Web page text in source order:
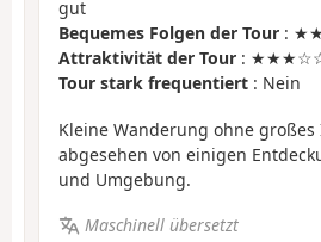
gut
Bequemes Folgen der Tour :
Attraktivität der Tour : ★★★☆☆
Tour stark frequentiert : Nein
Kleine Wanderung ohne großes
abgesehen von einigen
und Umgebung.
Maschinell übersetzt